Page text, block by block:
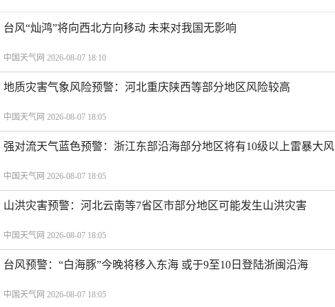
台风“灿鸿”将向西北方向移动 未来对我国无影响
中国天气网 2026-08-07 18:10
地质灾害气象风险预警：河北重庆陕西等部分地区风险较高
中国天气网 2026-08-07 18:05
强对流天气蓝色预警：浙江东部沿海部分地区将有10级以上雷暴大风
中国天气网 2026-08-07 18:05
山洪灾害预警：河北云南等7省区市部分地区可能发生山洪灾害
中国天气网 2026-08-07 18:05
台风预警：“白海豚”今晚将移入东海 或于9至10日登陆浙闽沿海
中国天气网 2026-08-07 18:05